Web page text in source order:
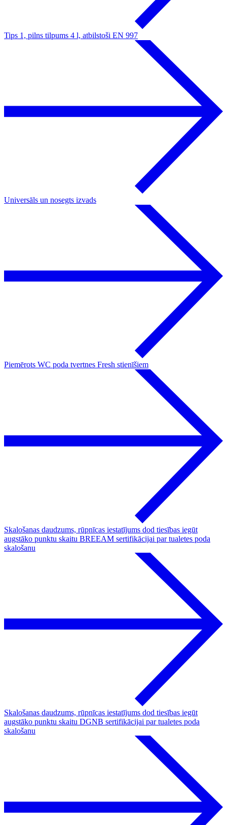
Tips 1, pilns tilpums 4 l, atbilstoši EN 997
Universāls un nosegts izvads
Piemērots WC poda tvertnes Fresh stienīšiem
Skalošanas daudzums, rūpnīcas iestatījums dod tiesības iegūt
augstāko punktu skaitu BREEAM sertifikācijai par tualetes poda
skalošanu
Skalošanas daudzums, rūpnīcas iestatījums dod tiesības iegūt
augstāko punktu skaitu DGNB sertifikācijai par tualetes poda
skalošanu